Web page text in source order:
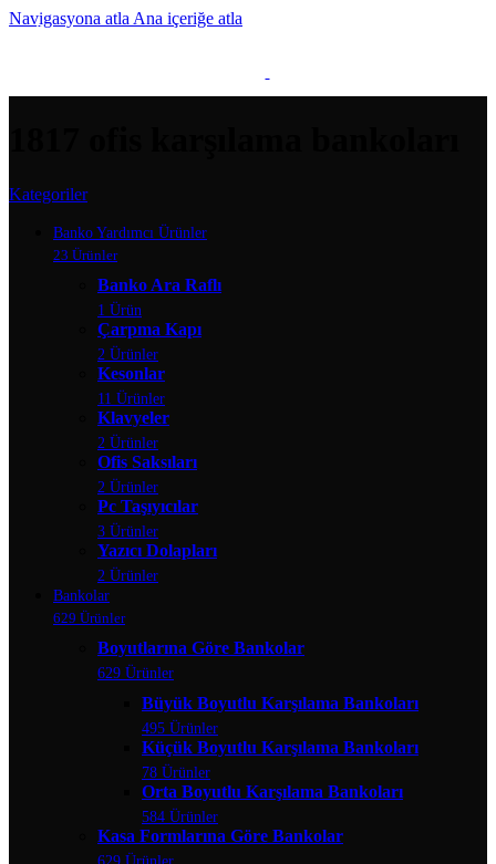
Navigasyona atla Ana içeriğe atla
MENÜ
Kategoriler
Banko Yardımcı Ürünler
23 Ürünler
Banko Ara Raflı
1 Ürün
Çarpma Kapı
2 Ürünler
Kesonlar
11 Ürünler
Klavyeler
2 Ürünler
Ofis Saksıları
2 Ürünler
Pc Taşıyıcılar
3 Ürünler
Yazıcı Dolapları
2 Ürünler
Bankolar
629 Ürünler
Boyutlarına Göre Bankolar
629 Ürünler
Büyük Boyutlu Karşılama Bankoları
495 Ürünler
Küçük Boyutlu Karşılama Bankoları
78 Ürünler
Orta Boyutlu Karşılama Bankoları
584 Ürünler
Kasa Formlarına Göre Bankolar